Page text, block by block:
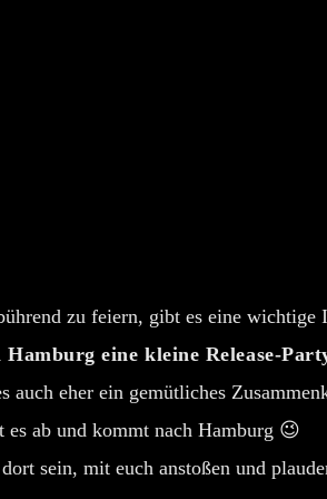
zu feiern, gibt es eine wichtige
eine kleine Release-
auch eher ein gemütliches
es ab und kommt nach Hamburg 😉
sein, mit euch anstoßen und